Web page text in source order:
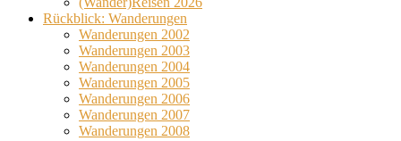
Rückblick: Wanderungen
Wanderungen 2002
Wanderungen 2003
Wanderungen 2004
Wanderungen 2005
Wanderungen 2006
Wanderungen 2007
Wanderungen 2008